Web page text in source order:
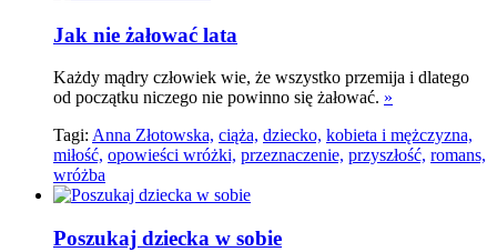
Jak nie żałować lata
Każdy mądry człowiek wie, że wszystko przemija i dlatego
od początku niczego nie powinno się żałować. »
Tagi: Anna Złotowska, ciąża, dziecko, kobieta i mężczyzna,
miłość, opowieści wróżki, przeznaczenie, przyszłość, romans,
wróżba
Poszukaj dziecka w sobie